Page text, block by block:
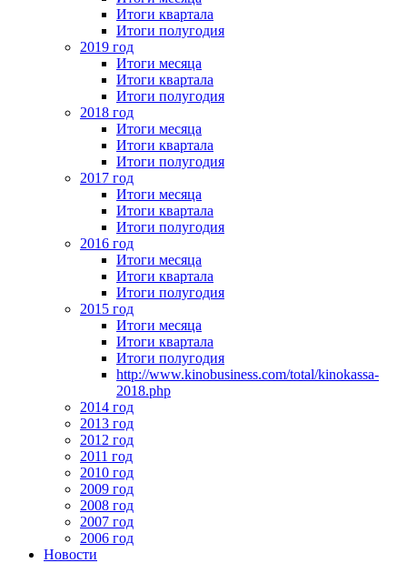
Итоги квартала
Итоги полугодия
2019 год
Итоги месяца
Итоги квартала
Итоги полугодия
2018 год
Итоги месяца
Итоги квартала
Итоги полугодия
2017 год
Итоги месяца
Итоги квартала
Итоги полугодия
2016 год
Итоги месяца
Итоги квартала
Итоги полугодия
2015 год
Итоги месяца
Итоги квартала
Итоги полугодия
http://www.kinobusiness.com/total/kinokassa-
2018.php
2014 год
2013 год
2012 год
2011 год
2010 год
2009 год
2008 год
2007 год
2006 год
Новости